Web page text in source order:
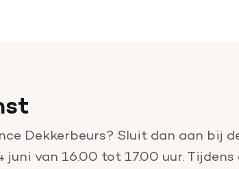
Dekkerbeurs? Sluit dan aan bij
van 16.00 tot 17.00 uur. Tijdens